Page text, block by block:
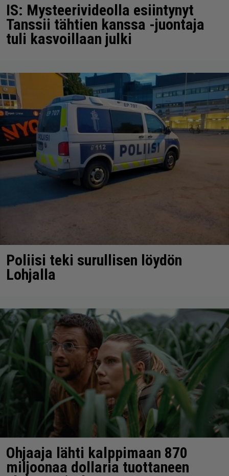
IS: Mysteerivideolla esiintynyt
Tanssii tähtien kanssa -juontaja
tuli kasvoillaan julki
Poliisi teki surullisen löydön
Lohjalla
Ohjaaja lähti kalppimaan 870
miljoonaa dollaria tuottaneen